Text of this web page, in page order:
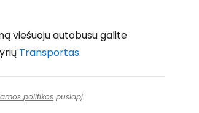
viešuoju autobusu galite
Transportas.
politikos puslapį.